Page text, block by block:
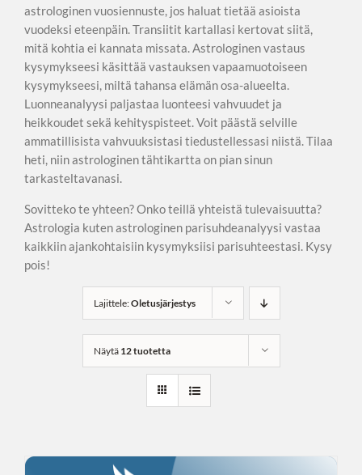
astrologinen vuosiennuste, jos haluat tietää asioista
vuodeksi eteenpäin. Transiitit kartallasi kertovat siitä,
mitä kohtia ei kannata missata. Astrologinen vastaus
kysymykseesi käsittää vastauksen vapaamuotoiseen
kysymykseesi, miltä tahansa elämän osa-alueelta.
Luonneanalyysi paljastaa luonteesi vahvuudet ja
heikkoudet sekä kehityspisteet. Voit päästä selville
ammatillisista vahvuuksistasi tiedustellessasi niistä. Tilaa
heti, niin astrologinen tähtikartta on pian sinun
tarkasteltavanasi.
Sovitteko te yhteen? Onko teillä yhteistä tulevaisuutta?
Astrologia kuten astrologinen parisuhdeanalyysi vastaa
kaikkiin ajankohtaisiin kysymyksiisi parisuhteestasi. Kysy
pois!
Lajittele:Oletusjärjestys
Näytä 12 tuotetta